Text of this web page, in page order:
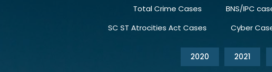
Total Crime Cases BNS/IPC
SC ST Atrocities Act Cases
Cyber
2020 2021